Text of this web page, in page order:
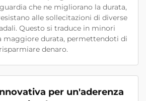
che ne migliorano la durata,
alle sollecitazioni di diverse
Questo si traduce in minori
maggiore durata, permettendoti di
risparmiare denaro.
per un'aderenza